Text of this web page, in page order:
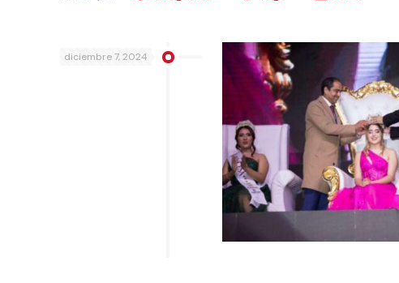
diciembre 7, 2024